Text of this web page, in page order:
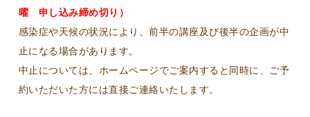
曜 申し込み締め切り）
感染症や天候の状況により、前半の講座及び後半の企画が中
止になる場合があります。
中止については、ホームページでご案内すると同時に、ご予
約いただいた方には直接ご連絡いたします。